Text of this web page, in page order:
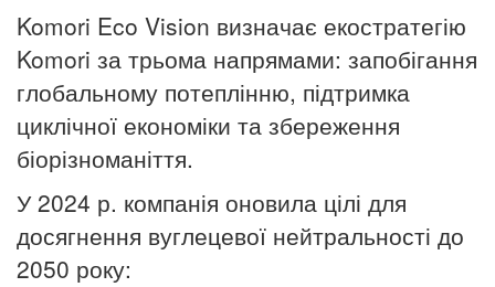
Komori Eco Vision визначає екостратегію
Komori за трьома напрямами: запобігання
глобальному потеплінню, підтримка
циклічної економіки та збереження
біорізноманіття.
У 2024 р. компанія оновила цілі для
досягнення вуглецевої нейтральності до
2050 року: